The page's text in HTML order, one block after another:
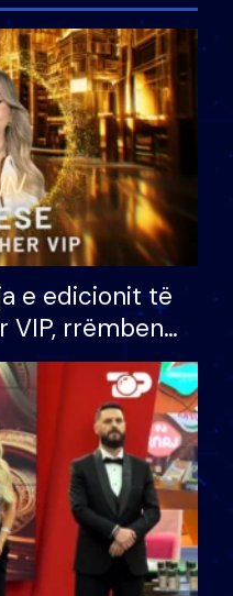
e edicionit të
VIP, rrëmben
100 mijë eurosh